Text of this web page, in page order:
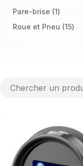
Pare-brise 11
produit
Roue et Pneu 1515